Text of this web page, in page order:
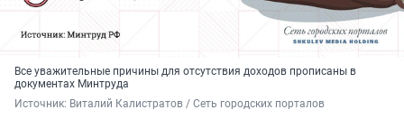
Все уважительные причины для отсутствия доходов прописаны в
документах Минтруда
Источник: Виталий Калистратов / Сеть городских порталов